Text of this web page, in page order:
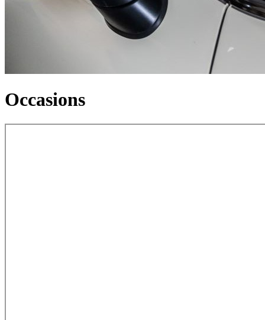
Occasions